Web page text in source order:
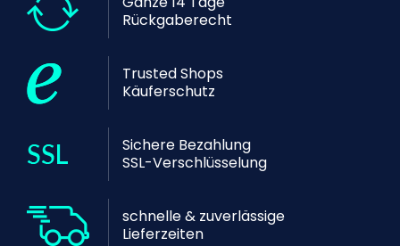
Rückgaberecht
Trusted Shops
Käuferschutz
Sichere Bezahlung
SSL-Verschlüsselung
schnelle & zuverlässige
Lieferzeiten